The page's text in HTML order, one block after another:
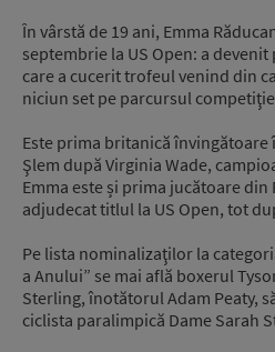
În vârstă de 19 ani, Emma
septembrie la US Open: a
care a cucerit trofeul venind din
niciun set pe parcursul
Este prima britanică
Şlem după Virginia Wade,
Emma este și prima jucătoare din
adjudecat titlul la US Open, tot
Pe lista nominalizaţilor la
a Anului” se mai află boxerul
Sterling, înotătorul Adam Peaty,
ciclista paralimpică Dame Sarah